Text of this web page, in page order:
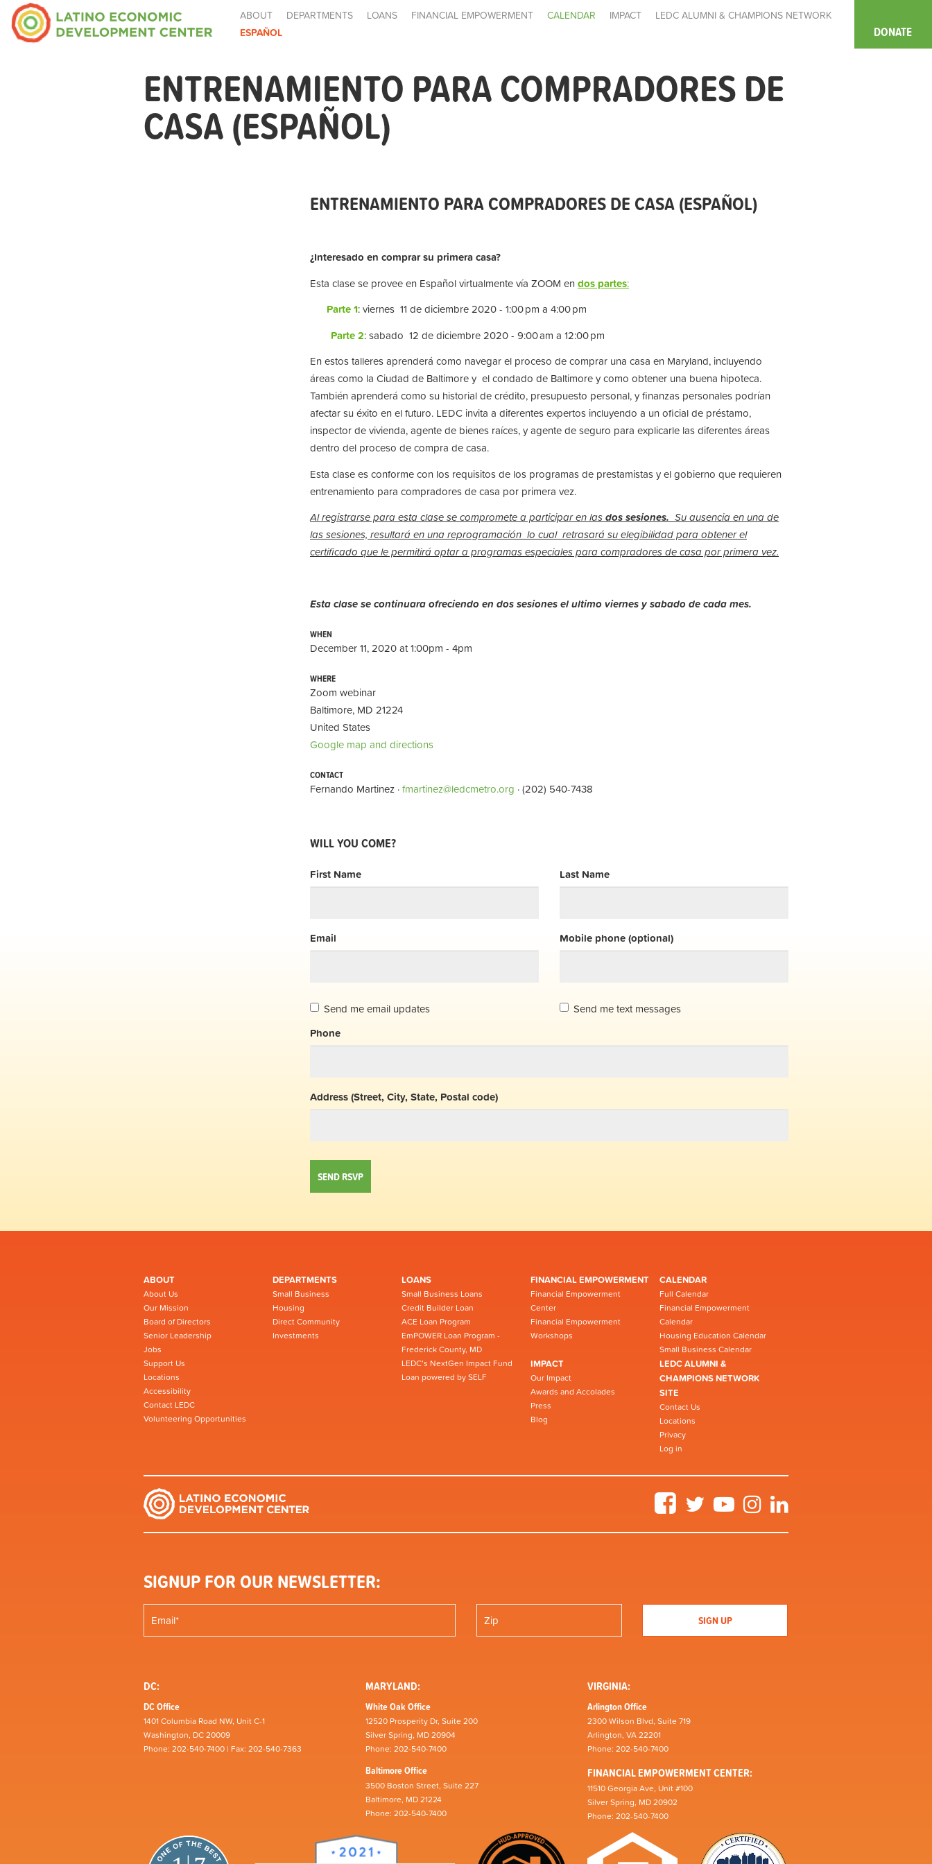
ABOUT DEPARTMENTS LOANS FINANCIAL EMPOWERMENT CALENDAR IMPACT
LEDC ALUMNI & CHAMPIONS NETWORK
ESPAÑOL
DONATE
ENTRENAMIENTO PARA COMPRADORES DE
CASA (ESPAÑOL)
ENTRENAMIENTO PARA COMPRADORES DE CASA (ESPAÑOL)
¿Interesado en comprar su primera casa?
Esta clase se provee en Español virtualmente vía ZOOM endos partes:
Parte 1: viernes 11 de diciembre 2020 - 1:00 pm a 4:00 pm
Parte 2: sabado 12 de diciembre 2020 - 9:00 am a 12:00 pm
En estos talleres aprenderá como navegar el proceso de comprar una casa en Maryland, incluyendo
áreas como la Ciudad de Baltimore y el condado de Baltimore y como obtener una buena hipoteca.
También aprenderá como su historial de crédito, presupuesto personal, y finanzas personales podrían
afectar su éxito en el futuro. LEDC invita a diferentes expertos incluyendo a un oficial de préstamo,
inspector de vivienda, agente de bienes raíces, y agente de seguro para explicarle las diferentes áreas
dentro del proceso de compra de casa.
Esta clase es conforme con los requisitos de los programas de prestamistas y el gobierno que requieren
entrenamiento para compradores de casa por primera vez.
Al registrarse para esta clase se compromete a participar en lasdos sesiones. Su ausencia en una de
las sesiones, resultará en una reprogramación lo cual retrasará su elegibilidad para obtener el
certificado que le permitirá optar a programas especiales para compradores de casa por primera vez.
Esta clase se continuara ofreciendo en dos sesiones el ultimo viernes y sabado de cada mes.
WHEN
December 11, 2020 at 1:00pm - 4pm
WHERE
Zoom webinar
Baltimore, MD 21224
United States
Google map and directions
CONTACT
Fernando Martinez ·fmartinez@ledcmetro.org · (202) 540-7438
WILL YOU COME?
First Name Last Name
Email Mobile phone (optional)
Send me email updates
Send me text messages
Phone
Address (Street, City, State, Postal code)
ABOUT
About Us
Our Mission
Board of Directors
Senior Leadership
Jobs
Support Us
Locations
Accessibility
Contact LEDC
Volunteering Opportunities
DEPARTMENTS
Small Business
Housing
Direct Community
Investments
LOANS
Small Business Loans
Credit Builder Loan
ACE Loan Program
EmPOWER Loan Program -
Frederick County, MD
LEDC’s NextGen Impact Fund
Loan powered by SELF
FINANCIAL EMPOWERMENT
Financial Empowerment
Center
Financial Empowerment
Workshops
CALENDAR
Full Calendar
Financial Empowerment
Calendar
Housing Education Calendar
Small Business Calendar
IMPACT
Our Impact
Awards and Accolades
Press
Blog
LEDC ALUMNI &
CHAMPIONS NETWORK
SITE
Contact Us
Locations
Privacy
Log in
FacebookTwitter YouTubeInstagram
SIGNUP FOR OUR NEWSLETTER:
DC:
DC Office
1401 Columbia Road NW, Unit C-1
Washington, DC 20009
Phone: 202-540-7400 | Fax: 202-540-7363
MARYLAND:
White Oak Office
12520 Prosperity Dr, Suite 200
Silver Spring, MD 20904
Phone: 202-540-7400
Baltimore Office
3500 Boston Street, Suite 227
Baltimore, MD 21224
Phone: 202-540-7400
VIRGINIA:
Arlington Office
2300 Wilson Blvd, Suite 719
Arlington, VA 22201
Phone: 202-540-7400
FINANCIAL EMPOWERMENT CENTER:
11510 Georgia Ave, Unit #100
Silver Spring, MD 20902
Phone: 202-540-7400